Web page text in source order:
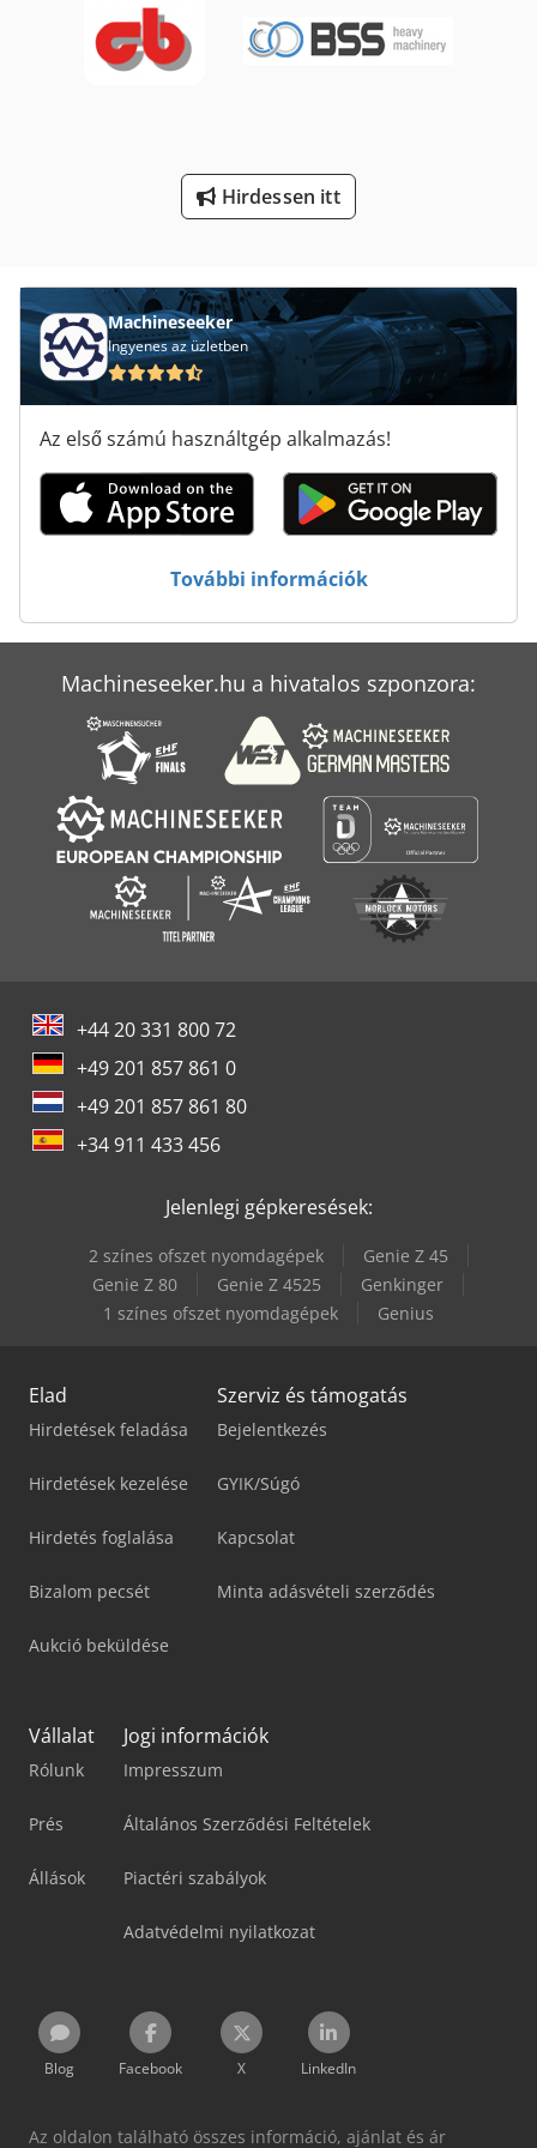
Stand-Sajtó
Hirdessen itt
Machineseeker
Ingyenes az üzletben
Az első számú használtgép alkalmazás!
További információk
Machineseeker.hu a hivatalos szponzora:
+44 20 331 800 72
+49 201 857 861 0
+49 201 857 861 80
+34 911 433 456
Jelenlegi gépkeresések:
2 színes ofszet nyomdagépek
Genie Z 45
Genie Z 80
Genie Z 4525
Genkinger
1 színes ofszet nyomdagépek
Genius
Elad
Hirdetések feladása
Hirdetések kezelése
Hirdetés foglalása
Bizalom pecsét
Aukció beküldése
Szerviz és támogatás
Bejelentkezés
GYIK/Súgó
Kapcsolat
Minta adásvételi szerződés
Vállalat
Rólunk
Prés
Állások
Jogi információk
Impresszum
Általános Szerződési Feltételek
Piactéri szabályok
Adatvédelmi nyilatkozat
Blog Facebook X LinkedIn
Az oldalon található összes információ, ajánlat és ár